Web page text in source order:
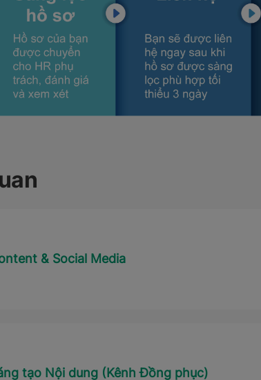
& Social Media
tạo Nội dung (Kênh Đồng phục)